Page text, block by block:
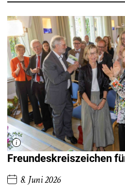
Freundeskreiszeichen
8. Juni 2026